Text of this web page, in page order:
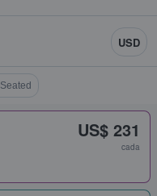
USD
Seated
US$ 231
cada